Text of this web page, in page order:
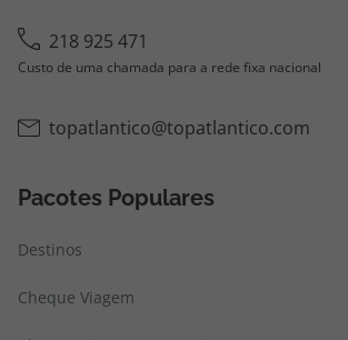
218 925 471
Custo de uma chamada para a rede fixa nacional
topatlantico@topatlantico.com
Pacotes Populares
Destinos
Cheque Viagem